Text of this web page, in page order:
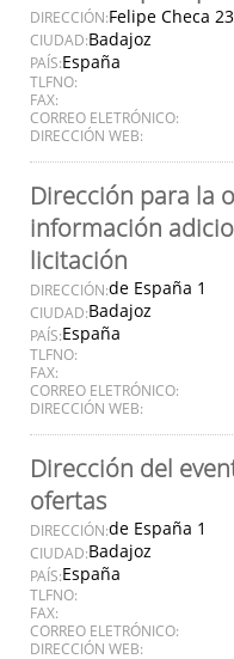
DIRECCIÓN:Felipe Checa 23
CIUDAD:Badajoz
PAÍS:España
TLFNO:
FAX:
CORREO ELETRÓNICO:
DIRECCIÓN WEB:
Dirección para la
información
licitación
DIRECCIÓN:de España 1
CIUDAD:Badajoz
PAÍS:España
TLFNO:
FAX:
CORREO ELETRÓNICO:
DIRECCIÓN WEB:
Dirección del
ofertas
DIRECCIÓN:de España 1
CIUDAD:Badajoz
PAÍS:España
TLFNO:
FAX:
CORREO ELETRÓNICO:
DIRECCIÓN WEB: